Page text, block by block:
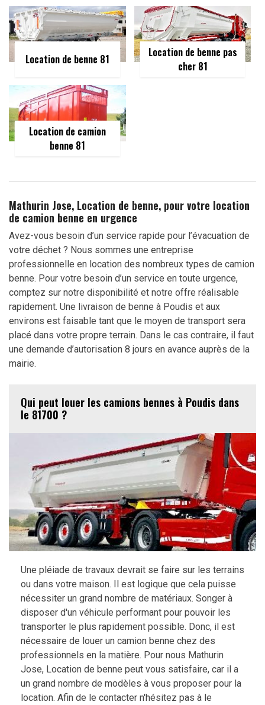
Location de benne 81
Location de benne pas
cher 81
Location de camion
benne 81
Mathurin Jose, Location de benne, pour votre location
de camion benne en urgence
Avez-vous besoin d’un service rapide pour l’évacuation de
votre déchet ? Nous sommes une entreprise
professionnelle en location des nombreux types de camion
benne. Pour votre besoin d’un service en toute urgence,
comptez sur notre disponibilité et notre offre réalisable
rapidement. Une livraison de benne à Poudis et aux
environs est faisable tant que le moyen de transport sera
placé dans votre propre terrain. Dans le cas contraire, il faut
une demande d’autorisation 8 jours en avance auprès de la
mairie.
Qui peut louer les camions bennes à Poudis dans
le 81700 ?
Une pléiade de travaux devrait se faire sur les terrains
ou dans votre maison. Il est logique que cela puisse
nécessiter un grand nombre de matériaux. Songer à
disposer d'un véhicule performant pour pouvoir les
transporter le plus rapidement possible. Donc, il est
nécessaire de louer un camion benne chez des
professionnels en la matière. Pour nous Mathurin
Jose, Location de benne peut vous satisfaire, car il a
un grand nombre de modèles à vous proposer pour la
location. Afin de le contacter n'hésitez pas à le